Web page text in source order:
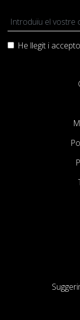
He llegit i